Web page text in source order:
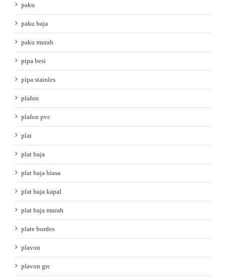
paku
paku baja
paku murah
pipa besi
pipa stainles
plafon
plafon pvc
plat
plat baja
plat baja biasa
plat baja kapal
plat baja murah
plate bordes
plavon
plavon grc